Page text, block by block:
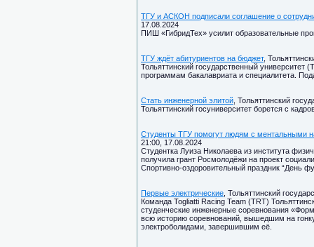
ТГУ и АСКОН подписали соглашение о
17.08.2024
ПИШ «ГибридТех» усилит образовательные
ТГУ ждёт абитуриентов на бюджет,
Тольяттинский государственный
программам бакалавриата и специалитета.
Стать инженерной элитой , Тольяттинский
Тольяттинский госуниверситет борется с
Студенты ТГУ помогут людям с ментальными
21:00, 17.08.2024
Студентка Луиза Николаева из института
получила грант Росмолодёжи на проект
Спортивно-оздоровительный праздник “День
Первые электрические , Тольяттинский
Команда Togliatti Racing Team (TRT)
студенческие инженерные соревнования
всю историю соревнований, вышедшим на
электроболидами, завершившим её.